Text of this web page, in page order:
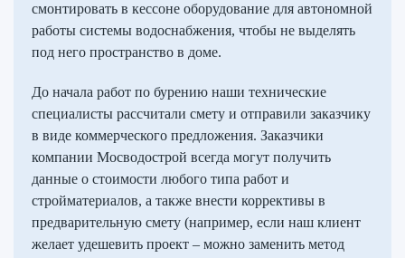
смонтировать в кессоне оборудование для автономной
работы системы водоснабжения, чтобы не выделять
под него пространство в доме.
До начала работ по бурению наши технические
специалисты рассчитали смету и отправили заказчику
в виде коммерческого предложения. Заказчики
компании Мосводострой всегда могут получить
данные о стоимости любого типа работ и
стройматериалов, а также внести коррективы в
предварительную смету (например, если наш клиент
желает удешевить проект – можно заменить метод